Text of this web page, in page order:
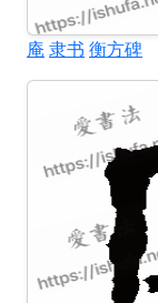
庵 隶书 衡方碑